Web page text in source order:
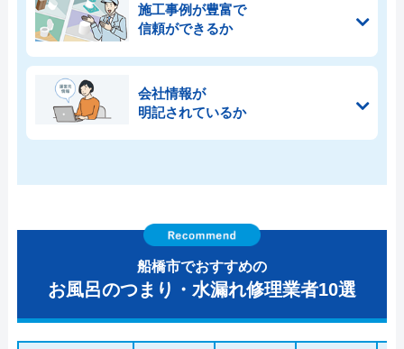
施工事例が豊富で
信頼ができるか
会社情報が
明記されているか
船橋市でおすすめの
お風呂のつまり・水漏れ修理業者10選